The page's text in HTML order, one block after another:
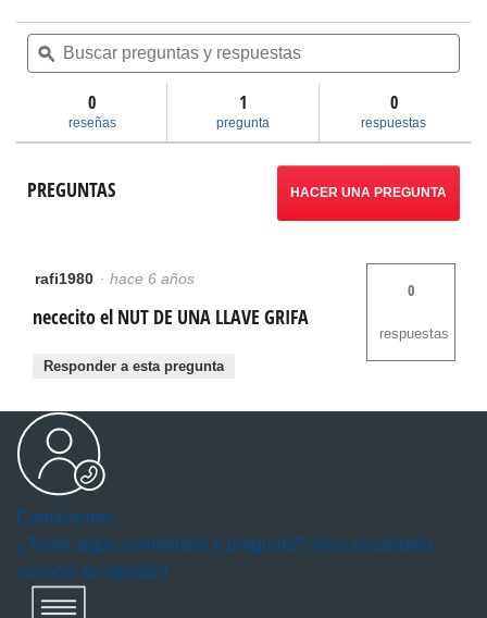
hay
de
de
llaves
Buscar
preguntas
y
respuestas
ϙ
0
reseñas
1
pregunta
0
respuestas
PREGUNTAS HACER UNA PREGUNTA
rafi1980 · hace 6 años
nececito el NUT DE UNA LLAVE GRIFA
0
respuestas
Responder a esta pregunta
Contáctenos
¿Tiene algún comentario o pregunta? ¡Nos encantaría
conocer su opinión!